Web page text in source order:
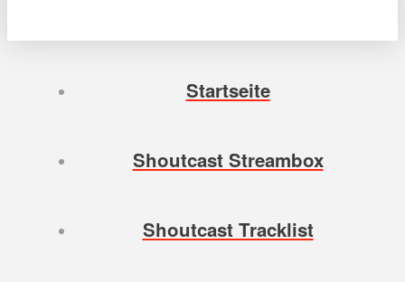
Startseite
Shoutcast Streambox
Shoutcast Tracklist